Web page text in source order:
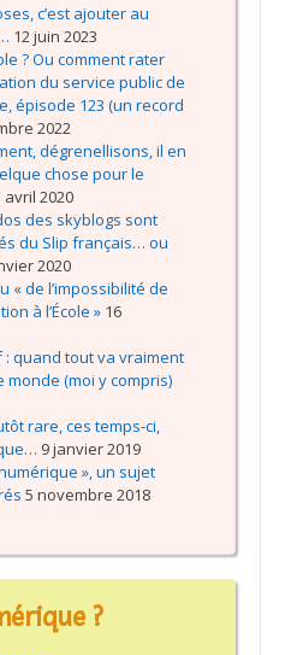
c’est ajouter au
12 juin 2023
? Ou comment rater
du service public de
épisode 123 (un record
2022
dégrenellisons, il en
chose pour le
avril 2020
des skyblogs sont
du Slip français… ou
2020
« de l’impossibilité de
à l’École » 16
quand tout va vraiment
(moi y compris)
rare, ces temps-ci,
9 janvier 2019
», un sujet
5 novembre 2018
?